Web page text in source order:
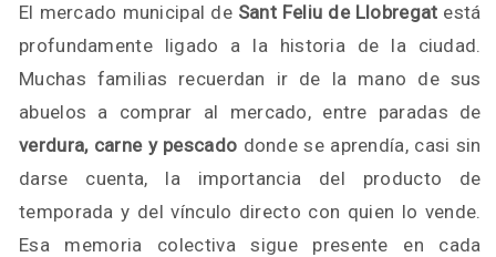
El mercado municipal de Sant Feliu de Llobregat está
profundamente ligado a la historia de la ciudad.
Muchas familias recuerdan ir de la mano de sus
abuelos a comprar al mercado, entre paradas de
verdura, carne y pescado donde se aprendía, casi sin
darse cuenta, la importancia del producto de
temporada y del vínculo directo con quien lo vende.
Esa memoria colectiva sigue presente en cada